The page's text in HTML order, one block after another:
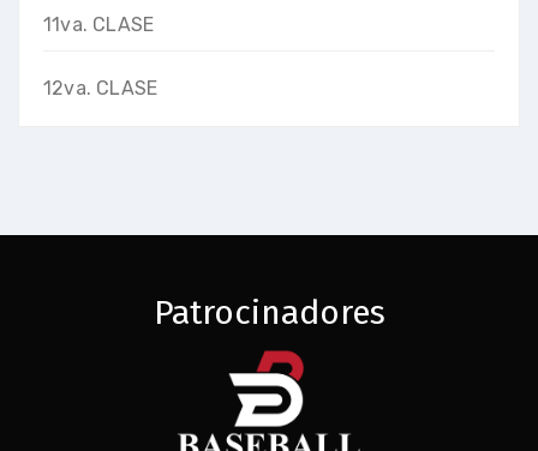
11va. CLASE
12va. CLASE
Patrocinadores